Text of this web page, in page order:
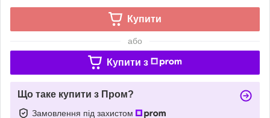
Купити
або
Купити з
Що таке купити з Пром?
Замовлення під захистом